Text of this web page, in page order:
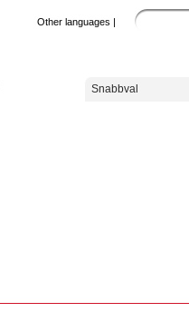
Other languages |
Snabbval